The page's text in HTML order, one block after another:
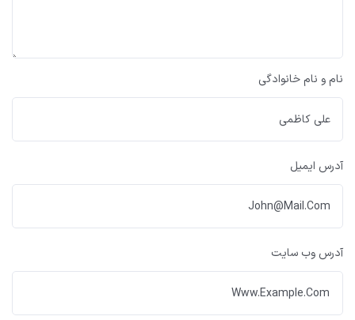
نام و نام خانوادگی
آدرس ایمیل
آدرس وب سایت